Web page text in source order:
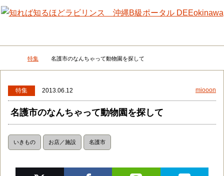
メニュー 検
DEEokinawaトップ
特集 名護市のなんちゃって動物園を探して
特集 2013.06.12 miooon
名護市のなんちゃって動物園を探して
いきもの お店／施設 名護市